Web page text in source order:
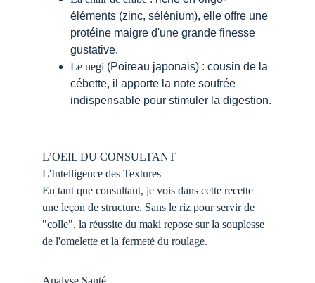
éléments (zinc, sélénium), elle offre une
protéine maigre d'une grande finesse
gustative.
Le negi (Poireau japonais) : cousin de la
cébette, il apporte la note soufrée
indispensable pour stimuler la digestion.
L’OEIL DU CONSULTANT
L'Intelligence des Textures
En tant que consultant, je vois dans cette recette
une leçon de structure. Sans le riz pour servir de
"colle", la réussite du maki repose sur la souplesse
de l'omelette et la fermeté du roulage.
Analyse Santé